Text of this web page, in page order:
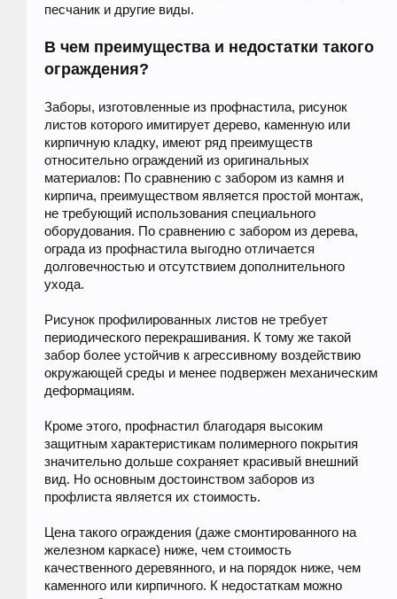
песчаник и другие виды.
В чем преимущества и недостатки такого
ограждения?
Заборы, изготовленные из профнастила, рисунок
листов которого имитирует дерево, каменную или
кирпичную кладку, имеют ряд преимуществ
относительно ограждений из оригинальных
материалов: По сравнению с забором из камня и
кирпича, преимуществом является простой монтаж,
не требующий использования специального
оборудования. По сравнению с забором из дерева,
ограда из профнастила выгодно отличается
долговечностью и отсутствием дополнительного
ухода.
Рисунок профилированных листов не требует
периодического перекрашивания. К тому же такой
забор более устойчив к агрессивному воздействию
окружающей среды и менее подвержен механическим
деформациям.
Кроме этого, профнастил благодаря высоким
защитным характеристикам полимерного покрытия
значительно дольше сохраняет красивый внешний
вид. Но основным достоинством заборов из
профлиста является их стоимость.
Цена такого ограждения (даже смонтированного на
железном каркасе) ниже, чем стоимость
качественного деревянного, и на порядок ниже, чем
каменного или кирпичного. К недостаткам можно